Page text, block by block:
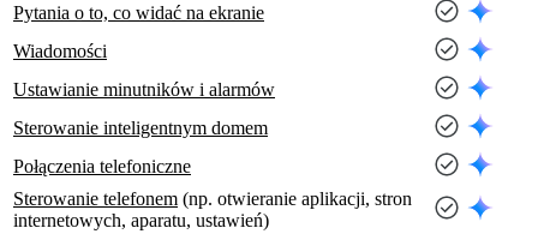
Pytania o to, co widać na ekranie
Wiadomości
Ustawianie minutników i alarmów
Sterowanie inteligentnym domem
Połączenia telefoniczne
Sterowanie telefonem (np. otwieranie aplikacji, stron
internetowych, aparatu, ustawień)